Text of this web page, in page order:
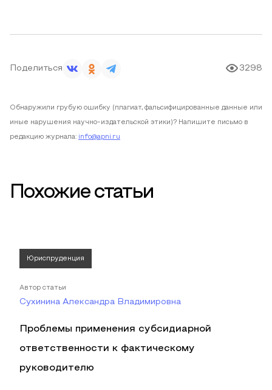
Поделиться 3298
Обнаружили грубую ошибку (плагиат, фальсифицированные данные или
иные нарушения научно-издательской этики)? Напишите письмо в
редакцию журнала: info@apni.ru
Похожие статьи
Юриспруденция
Автор статьи
Сухинина Александра Владимировна
Проблемы применения субсидиарной
ответственности к фактическому
руководителю